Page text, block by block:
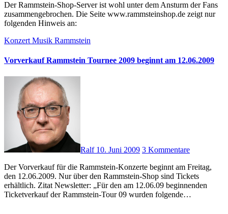
Der Rammstein-Shop-Server ist wohl unter dem Ansturm der Fans
zusammengebrochen. Die Seite www.rammsteinshop.de zeigt nur
folgenden Hinweis an:
Konzert Musik Rammstein
Vorverkauf Rammstein Tournee 2009 beginnt am 12.06.2009
Ralf 10. Juni 2009 3 Kommentare
Der Vorverkauf für die Rammstein-Konzerte beginnt am Freitag,
den 12.06.2009. Nur über den Rammstein-Shop sind Tickets
erhältlich. Zitat Newsletter: „Für den am 12.06.09 beginnenden
Ticketverkauf der Rammstein-Tour 09 wurden folgende…